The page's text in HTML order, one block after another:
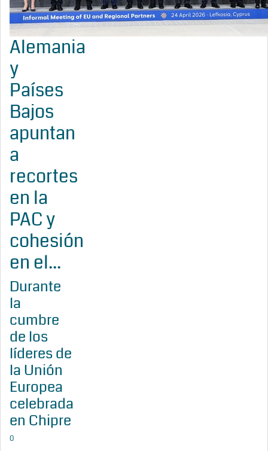
Alemania
y
Países
Bajos
apuntan
a
recortes
en la
PAC y
cohesión
en el...
Durante
la
cumbre
de los
líderes de
la Unión
Europea
celebrada
en Chipre
0